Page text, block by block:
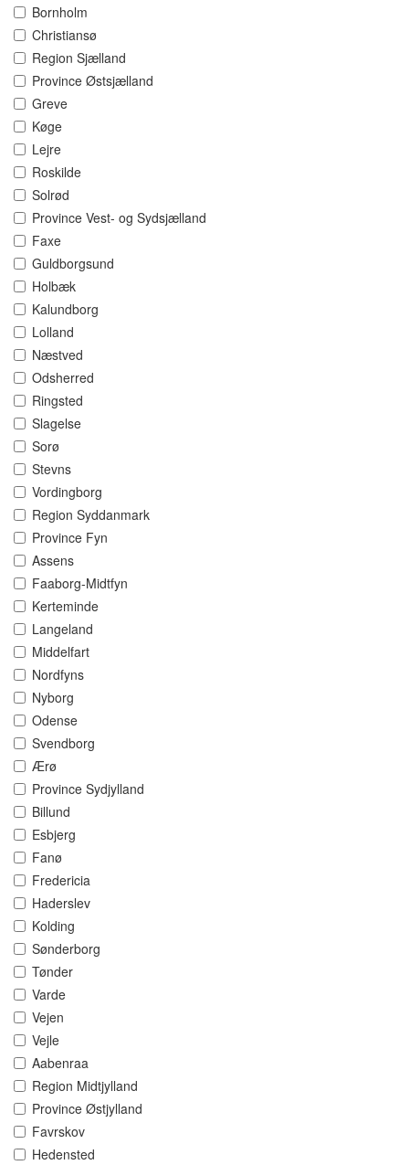
Bornholm
Christiansø
Region Sjælland
Province Østsjælland
Greve
Køge
Lejre
Roskilde
Solrød
Province Vest- og Sydsjælland
Faxe
Guldborgsund
Holbæk
Kalundborg
Lolland
Næstved
Odsherred
Ringsted
Slagelse
Sorø
Stevns
Vordingborg
Region Syddanmark
Province Fyn
Assens
Faaborg-Midtfyn
Kerteminde
Langeland
Middelfart
Nordfyns
Nyborg
Odense
Svendborg
Ærø
Province Sydjylland
Billund
Esbjerg
Fanø
Fredericia
Haderslev
Kolding
Sønderborg
Tønder
Varde
Vejen
Vejle
Aabenraa
Region Midtjylland
Province Østjylland
Favrskov
Hedensted